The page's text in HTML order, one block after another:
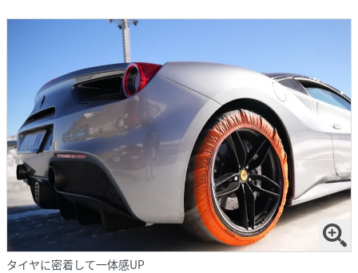
タイヤに密着して一体感UP